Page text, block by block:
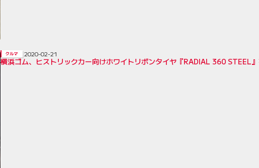
横浜ゴム、ヒストリックカー向けホワイトリボンタイヤ『RADIAL 360 STEEL
クルマ 2020-02-21